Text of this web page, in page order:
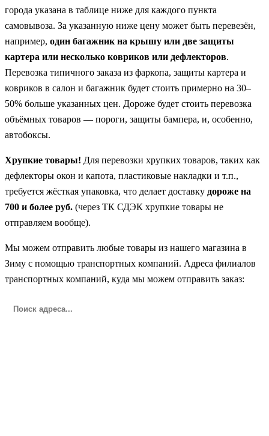
города указана в таблице ниже для каждого пункта
самовывоза. За указанную ниже цену может быть перевезён,
например, один багажник на крышу или две защиты
картера или несколько ковриков или дефлекторов.
Перевозка типичного заказа из фаркопа, защиты картера и
ковриков в салон и багажник будет стоить примерно на 30–
50% больше указанных цен. Дороже будет стоить перевозка
объёмных товаров — пороги, защиты бампера, и, особенно,
автобоксы.
Хрупкие товары! Для перевозки хрупких товаров, таких как
дефлекторы окон и капота, пластиковые накладки и т.п.,
требуется жёсткая упаковка, что делает доставку дороже на
700 и более руб. (через ТК СДЭК хрупкие товары не
отправляем вообще).
Мы можем отправить любые товары из нашего магазина в
Зиму с помощью транспортных компаний. Адреса филиалов
транспортных компаний, куда мы можем отправить заказ: